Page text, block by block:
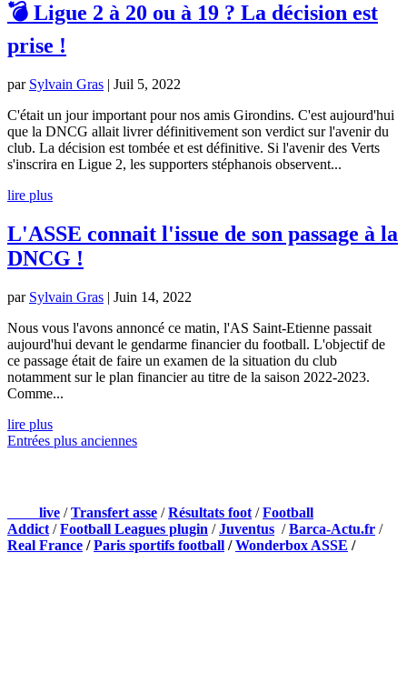
💣 Ligue 2 à 20 ou à 19 ? La décision est
prise !
par Sylvain Gras | Juil 5, 2022
C'était un jour important pour nos amis Girondins. C'est aujourd'hui
que la DNCG allait livrer définitivement son verdict sur l'avenir du
club. La décision est tombée et est définitive. Si l'avenir des Verts
s'inscrira en Ligue 2, les supporters stéphanois observent...
lire plus
L'ASSE connait l'issue de son passage à la
DNCG !
par Sylvain Gras | Juin 14, 2022
Nous vous l'avons annoncé ce matin, l'AS Saint-Etienne passait
aujourd'hui devant le gendarme financier du football. L'objectif de
ce passage était de faire un examen de la situation du club
notamment sur le plan financier au titre de la saison 2022-2023.
Comme...
lire plus
Entrées plus anciennes
live /Transfert asse /Résultats foot /Football
Addict /Football Leagues plugin /Juventus /Barca-Actu.fr /
Real France /Paris sportifs football /Wonderbox ASSE /